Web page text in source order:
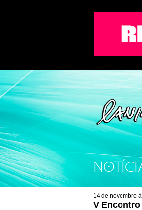
14 de novembro
V Encontro